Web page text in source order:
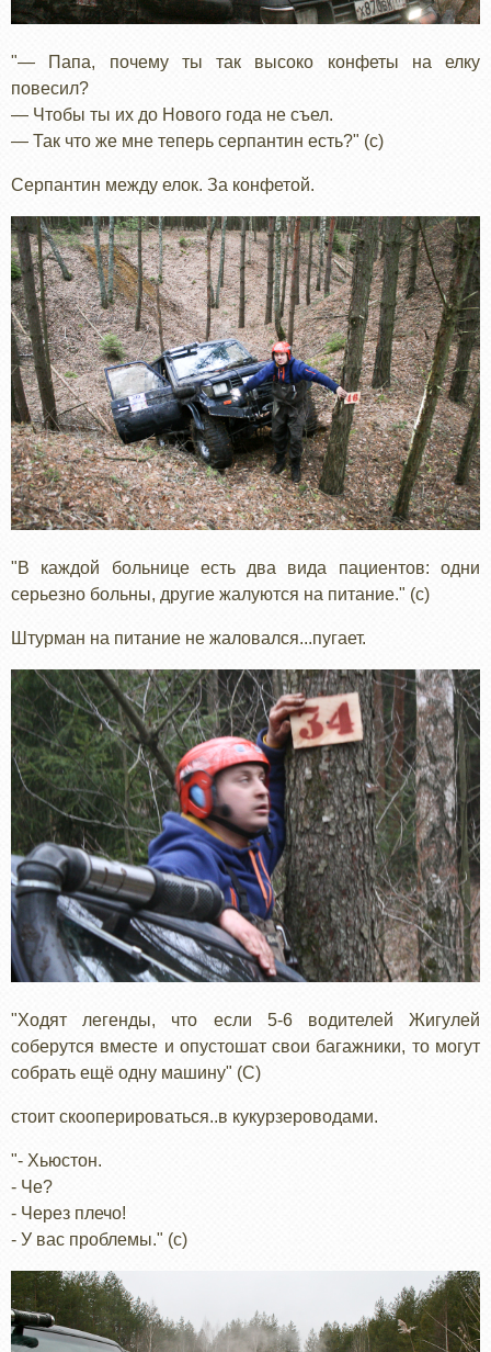
"— Папа, почему ты так высоко конфеты на елку
повесил?
— Чтобы ты их до Нового года не съел.
— Так что же мне теперь серпантин есть?" (с)
Серпантин между елок. За конфетой.
"В каждой больнице есть два вида пациентов: одни
серьезно больны, другие жалуются на питание." (с)
Штурман на питание не жаловался...пугает.
"Ходят легенды, что если 5-6 водителей Жигулей
соберутся вместе и опустошат свои багажники, то могут
собрать ещё одну машину" (С)
стоит скооперироваться..в кукурзероводами.
"- Хьюстон.
- Че?
- Через плечо!
- У вас проблемы." (с)